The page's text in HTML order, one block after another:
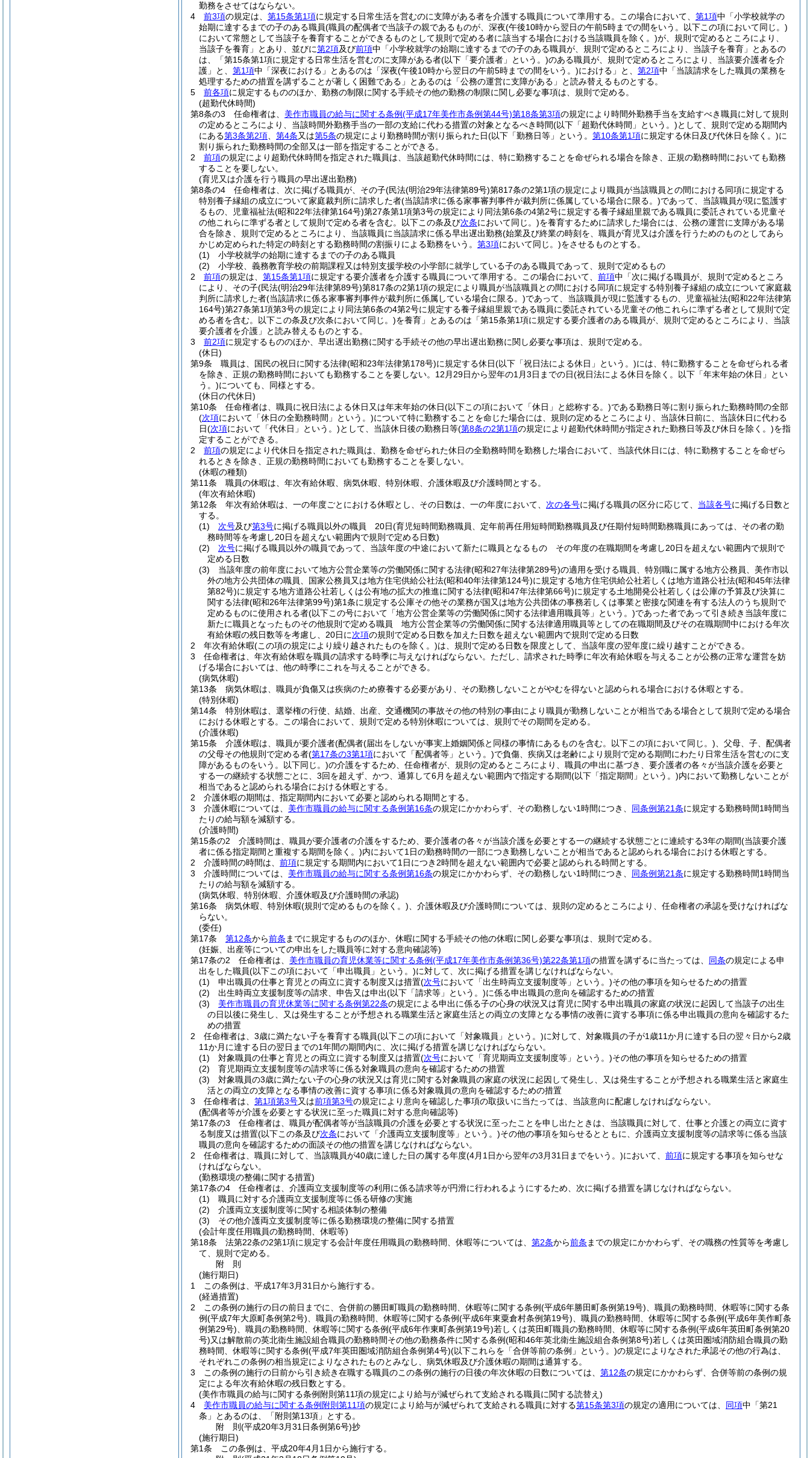
勤務をさせてはならない。
4
前3項の規定は、 第15条第1項に規定する日常生活を営むのに支障がある者を介護する職員について準用する。 この場合において、 第1項中「小学校就学の
始期に達するまでの子のある職員(職員の配偶者で当該子の親であるものが、深夜(午後10時から翌日の午前5時までの間をいう。以下この項において同じ。)
において常態として当該子を養育することができるものとして規則で定める者に該当する場合における当該職員を除く。)が、規則で定めるところにより、
当該子を養育」とあり、並びに第2項及び前項中「小学校就学の始期に達するまでの子のある職員が、規則で定めるところにより、当該子を養育」とあるの
は、「第15条第1項に規定する日常生活を営むのに支障がある者(以下「要介護者」という。)のある職員が、規則で定めるところにより、当該要介護者を介
護」と、 第1項中「深夜における」とあるのは「深夜(午後10時から翌日の午前5時までの間をいう。)における」と、 第2項中「当該請求をした職員の業務を
処理するための措置を講ずることが著しく困難である」とあるのは「公務の運営に支障がある」と読み替えるものとする。
5
前各項に規定するもののほか、勤務の制限に関する手続その他の勤務の制限に関し必要な事項は、規則で定める。
(超勤代休時間)
第8条の3
任命権者は、 美作市職員の給与に関する条例(平成17年美作市条例第44号)第18条第3項の規定により時間外勤務手当を支給すべき職員に対して規則
の定めるところにより、当該時間外勤務手当の一部の支給に代わる措置の対象となるべき時間(以下「超勤代休時間」という。)として、規則で定める期間内
にある第3条第2項 第4条又は第5条の規定により勤務時間が割り振られた日(以下「勤務日等」という。 第10条第1項に規定する休日及び代休日を除く。)に
割り振られた勤務時間の全部又は一部を指定することができる。
2
前項の規定により超勤代休時間を指定された職員は、当該超勤代休時間には、特に勤務することを命ぜられる場合を除き、正規の勤務時間においても勤務
することを要しない。
(育児又は介護を行う職員の早出遅出勤務)
第8条の4
任命権者は、次に掲げる職員が、その子(民法(明治29年法律第89号)第817条の2第1項の規定により職員が当該職員との間における同項に規定する
特別養子縁組の成立について家庭裁判所に請求した者(当該請求に係る家事審判事件が裁判所に係属している場合に限る。)であって、当該職員が現に監護す
るもの、児童福祉法(昭和22年法律第164号)第27条第1項第3号の規定により同法第6条の4第2号に規定する養子縁組里親である職員に委託されている児童そ
の他これらに準ずる者として規則で定める者を含む。以下この条及び次条において同じ。)を養育するために請求した場合には、公務の運営に支障がある場
合を除き、規則で定めるところにより、当該職員に当該請求に係る早出遅出勤務(始業及び終業の時刻を、職員が育児又は介護を行うためのものとしてあら
かじめ定められた特定の時刻とする勤務時間の割振りによる勤務をいう。 第3項において同じ。)をさせるものとする。
(1)
小学校就学の始期に達するまでの子のある職員
(2)
小学校、義務教育学校の前期課程又は特別支援学校の小学部に就学している子のある職員であって、規則で定めるもの
2
前項の規定は、 第15条第1項に規定する要介護者を介護する職員について準用する。 この場合において、 前項中「次に掲げる職員が、規則で定めるところ
により、その子(民法(明治29年法律第89号)第817条の2第1項の規定により職員が当該職員との間における同項に規定する特別養子縁組の成立について家庭裁
判所に請求した者(当該請求に係る家事審判事件が裁判所に係属している場合に限る。)であって、当該職員が現に監護するもの、児童福祉法(昭和22年法律第
164号)第27条第1項第3号の規定により同法第6条の4第2号に規定する養子縁組里親である職員に委託されている児童その他これらに準ずる者として規則で定
める者を含む。以下この条及び次条において同じ。)を養育」とあるのは「第15条第1項に規定する要介護者のある職員が、規則で定めるところにより、当該
要介護者を介護」と読み替えるものとする。
3
前2項に規定するもののほか、早出遅出勤務に関する手続その他の早出遅出勤務に関し必要な事項は、規則で定める。
(休日)
第9条
職員は、国民の祝日に関する法律(昭和23年法律第178号)に規定する休日(以下「祝日法による休日」という。)には、特に勤務することを命ぜられる者
を除き、正規の勤務時間においても勤務することを要しない。 12月29日から翌年の1月3日までの日(祝日法による休日を除く。以下「年末年始の休日」とい
う。)についても、同様とする。
(休日の代休日)
第10条
任命権者は、職員に祝日法による休日又は年末年始の休日(以下この項において「休日」と総称する。)である勤務日等に割り振られた勤務時間の全部
(次項において「休日の全勤務時間」という。)について特に勤務することを命じた場合には、規則の定めるところにより、当該休日前に、当該休日に代わる
日(次項において「代休日」という。)として、当該休日後の勤務日等(第8条の2第1項の規定により超勤代休時間が指定された勤務日等及び休日を除く。)を指
定することができる。
2
前項の規定により代休日を指定された職員は、勤務を命ぜられた休日の全勤務時間を勤務した場合において、当該代休日には、特に勤務することを命ぜら
れるときを除き、正規の勤務時間においても勤務することを要しない。
(休暇の種類)
第11条
職員の休暇は、年次有給休暇、病気休暇、特別休暇、介護休暇及び介護時間とする。
(年次有給休暇)
第12条
年次有給休暇は、一の年度ごとにおける休暇とし、その日数は、一の年度において、 次の各号に掲げる職員の区分に応じて、 当該各号に掲げる日数と
する。
(1)
次号及び第3号に掲げる職員以外の職員 20日(育児短時間勤務職員、定年前再任用短時間勤務職員及び任期付短時間勤務職員にあっては、その者の勤
務時間等を考慮し20日を超えない範囲内で規則で定める日数)
(2)
次号に掲げる職員以外の職員であって、当該年度の中途において新たに職員となるもの その年度の在職期間を考慮し20日を超えない範囲内で規則で
定める日数
(3)
当該年度の前年度において地方公営企業等の労働関係に関する法律(昭和27年法律第289号)の適用を受ける職員、特別職に属する地方公務員、美作市以
外の地方公共団体の職員、国家公務員又は地方住宅供給公社法(昭和40年法律第124号)に規定する地方住宅供給公社若しくは地方道路公社法(昭和45年法律
第82号)に規定する地方道路公社若しくは公有地の拡大の推進に関する法律(昭和47年法律第66号)に規定する土地開発公社若しくは公庫の予算及び決算に
関する法律(昭和26年法律第99号)第1条に規定する公庫その他その業務が国又は地方公共団体の事務若しくは事業と密接な関連を有する法人のうち規則で
定めるものに使用される者(以下この号において「地方公営企業等の労働関係に関する法律適用職員等」という。)であった者であって引き続き当該年度に
新たに職員となったものその他規則で定める職員 地方公営企業等の労働関係に関する法律適用職員等としての在職期間及びその在職期間中における年次
有給休暇の残日数等を考慮し、20日に次項の規則で定める日数を加えた日数を超えない範囲内で規則で定める日数
2
年次有給休暇(この項の規定により繰り越されたものを除く。)は、規則で定める日数を限度として、当該年度の翌年度に繰り越すことができる。
3
任命権者は、年次有給休暇を職員の請求する時季に与えなければならない。 ただし、請求された時季に年次有給休暇を与えることが公務の正常な運営を妨
げる場合においては、他の時季にこれを与えることができる。
(病気休暇)
第13条
病気休暇は、職員が負傷又は疾病のため療養する必要があり、その勤務しないことがやむを得ないと認められる場合における休暇とする。
(特別休暇)
第14条
特別休暇は、選挙権の行使、結婚、出産、交通機関の事故その他の特別の事由により職員が勤務しないことが相当である場合として規則で定める場合
における休暇とする。
この場合において、規則で定める特別休暇については、規則でその期間を定める。
(介護休暇)
第15条
介護休暇は、職員が要介護者(配偶者(届出をしないが事実上婚姻関係と同様の事情にあるものを含む。以下この項において同じ。) 、父母、子、配偶者
の父母その他規則で定める者(第17条の3第1項において「配偶者等」という。)で負傷、疾病又は老齢により規則で定める期間にわたり日常生活を営むのに支
障があるものをいう。以下同じ。)の介護をするため、任命権者が、規則の定めるところにより、職員の申出に基づき、要介護者の各々が当該介護を必要と
する一の継続する状態ごとに、3回を超えず、かつ、通算して6月を超えない範囲内で指定する期間(以下「指定期間」という。)内において勤務しないことが
相当であると認められる場合における休暇とする。
2
介護休暇の期間は、指定期間内において必要と認められる期間とする。
3
介護休暇については、 美作市職員の給与に関する条例第16条の規定にかかわらず、その勤務しない1時間につき、 同条例第21条に規定する勤務時間1時間当
たりの給与額を減額する。
(介護時間)
第15条の2
介護時間は、職員が要介護者の介護をするため、要介護者の各々が当該介護を必要とする一の継続する状態ごとに連続する3年の期間(当該要介護
者に係る指定期間と重複する期間を除く。)内において1日の勤務時間の一部につき勤務しないことが相当であると認められる場合における休暇とする。
2
介護時間の時間は、 前項に規定する期間内において1日につき2時間を超えない範囲内で必要と認められる時間とする。
3
介護時間については、 美作市職員の給与に関する条例第16条の規定にかかわらず、その勤務しない1時間につき、 同条例第21条に規定する勤務時間1時間当
たりの給与額を減額する。
(病気休暇、特別休暇、介護休暇及び介護時間の承認)
第16条
病気休暇、特別休暇(規則で定めるものを除く。) 、介護休暇及び介護時間については、規則の定めるところにより、任命権者の承認を受けなければな
らない。
(委任)
第17条
第12条から前条 までに規定するもののほか、休暇に関する手続その他の休暇に関し必要な事項は、規則で定める。
(妊娠、出産等についての申出をした職員等に対する意向確認等)
第17条の2
任命権者は、 美作市職員の育児休業等に関する条例(平成17年美作市条例第36号)第22条第1項の措置を講ずるに当たっては、 同条の規定による申
出をした職員(以下この項において「申出職員」という。)に対して、次に掲げる措置を講じなければならない。
(1)
申出職員の仕事と育児との両立に資する制度又は措置(次号において「出生時両立支援制度等」という。)その他の事項を知らせるための措置
(2)
出生時両立支援制度等の請求、申告又は申出(以下「請求等」という。)に係る申出職員の意向を確認するための措置
(3)
美作市職員の育児休業等に関する条例第22条の規定による申出に係る子の心身の状況又は育児に関する申出職員の家庭の状況に起因して当該子の出生
の日以後に発生し、又は発生することが予想される職業生活と家庭生活との両立の支障となる事情の改善に資する事項に係る申出職員の意向を確認するた
めの措置
2
任命権者は、3歳に満たない子を養育する職員(以下この項において「対象職員」という。)に対して、対象職員の子が1歳11か月に達する日の翌々日から2歳
11か月に達する日の翌日までの1年間の期間内に、次に掲げる措置を講じなければならない。
(1)
対象職員の仕事と育児との両立に資する制度又は措置(次号において「育児期両立支援制度等」という。)その他の事項を知らせるための措置
(2)
育児期両立支援制度等の請求等に係る対象職員の意向を確認するための措置
(3)
対象職員の3歳に満たない子の心身の状況又は育児に関する対象職員の家庭の状況に起因して発生し、又は発生することが予想される職業生活と家庭生
活との両立の支障となる事情の改善に資する事項に係る対象職員の意向を確認するための措置
3
任命権者は、 第1項第3号又は前項第3号の規定により意向を確認した事項の取扱いに当たっては、当該意向に配慮しなければならない。
(配偶者等が介護を必要とする状況に至った職員に対する意向確認等)
第17条の3
任命権者は、職員が配偶者等が当該職員の介護を必要とする状況に至ったことを申し出たときは、当該職員に対して、仕事と介護との両立に資す
る制度又は措置(以下この条及び次条において「介護両立支援制度等」という。)その他の事項を知らせるとともに、介護両立支援制度等の請求等に係る当該
職員の意向を確認するための面談その他の措置を講じなければならない。
2
任命権者は、職員に対して、当該職員が40歳に達した日の属する年度(4月1日から翌年の3月31日までをいう。)において、 前項に規定する事項を知らせな
ければならない。
(勤務環境の整備に関する措置)
第17条の4
任命権者は、介護両立支援制度等の利用に係る請求等が円滑に行われるようにするため、次に掲げる措置を講じなければならない。
(1)
職員に対する介護両立支援制度等に係る研修の実施
(2)
介護両立支援制度等に関する相談体制の整備
(3)
その他介護両立支援制度等に係る勤務環境の整備に関する措置
(会計年度任用職員の勤務時間、休暇等)
第18条
法第22条の2第1項に規定する会計年度任用職員の勤務時間、休暇等については、 第2条から前条 までの規定にかかわらず、その職務の性質等を考慮し
て、規則で定める。
附 則
(施行期日)
1
この条例は、平成17年3月31日から施行する。
(経過措置)
2
この条例の施行の日の前日までに、合併前の勝田町職員の勤務時間、休暇等に関する条例(平成6年勝田町条例第19号) 、職員の勤務時間、休暇等に関する条
例(平成7年大原町条例第2号) 、職員の勤務時間、休暇等に関する条例(平成6年東粟倉村条例第19号) 、職員の勤務時間、休暇等に関する条例(平成6年美作町条
例第29号) 、職員の勤務時間、休暇等に関する条例(平成6年作東町条例第19号)若しくは英田町職員の勤務時間、休暇等に関する条例(平成6年英田町条例第20
号)又は解散前の英北衛生施設組合職員の勤務時間その他の勤務条件に関する条例(昭和46年英北衛生施設組合条例第8号)若しくは英田圏域消防組合職員の勤
務時間、休暇等に関する条例(平成7年英田圏域消防組合条例第4号)(以下これらを「合併等前の条例」という。)の規定によりなされた承認その他の行為は、
それぞれこの条例の相当規定によりなされたものとみなし、病気休暇及び介護休暇の期間は通算する。
3
この条例の施行の日前から引き続き在職する職員のこの条例の施行の日後の年次休暇の日数については、 第12条の規定にかかわらず、合併等前の条例の規
定による年次有給休暇の残日数とする。
(美作市職員の給与に関する条例附則第11項の規定により給与が減ぜられて支給される職員に関する読替え)
4
美作市職員の給与に関する条例附則第11項の規定により給与が減ぜられて支給される職員に対する第15条第3項の規定の適用については、 同項中「第21
条」とあるのは、「附則第13項」とする。
附 則(平成20年3月31日条例第6号)抄
(施行期日)
第1条
この条例は、平成20年4月1日から施行する。